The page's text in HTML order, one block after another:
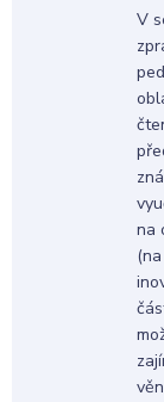
V
na